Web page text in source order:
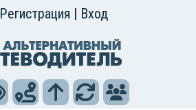
Регистрация | Вход